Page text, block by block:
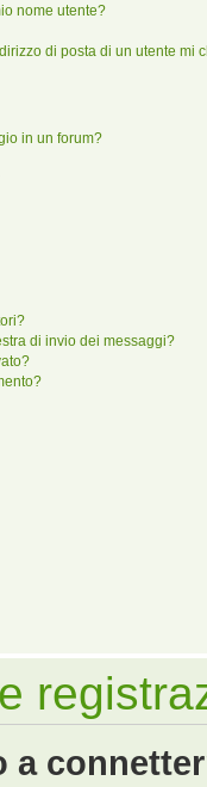
nome utente?
di posta di un utente mi
in un forum?
di invio dei messaggi?
a